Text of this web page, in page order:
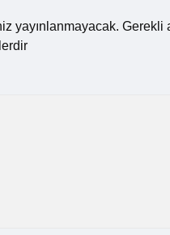
yayınlanmayacak. Gerekli